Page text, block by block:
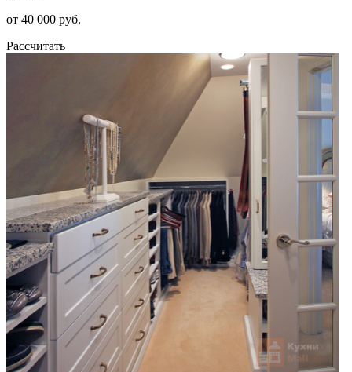
от 40 000 руб.
Рассчитать